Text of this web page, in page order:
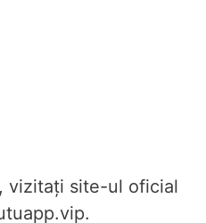
vizitați site-ul oficial